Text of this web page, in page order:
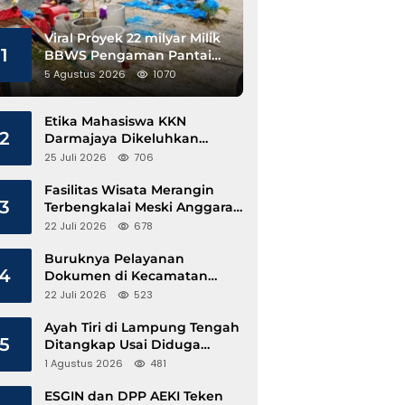
1
Viral Proyek 22 milyar Milik
BBWS Pengaman Pantai
Pesisir Barat Diduga
Gunakan Besi Banci
5 Agustus 2026 1070
2
Etika Mahasiswa KKN
Darmajaya Dikeluhkan
Kepala Pekon Sinar Jawa
25 Juli 2026 706
3
Fasilitas Wisata Merangin
Terbengkalai Meski Anggaran
Perawatan Terus Mengalir
22 Juli 2026 678
Buruknya Pelayanan
Dokumen di Kecamatan
Pangkalan Susu, Kinerja
22 Juli 2026 523
5
Ayah Tiri di Lampung Tengah
Ditangkap Usai Diduga
Hamili Anak di Bawah Umur
1 Agustus 2026 481
ESGIN dan DPP AEKI Teken